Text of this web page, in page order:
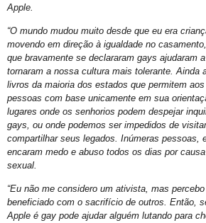
Junho, 28
Junho
VEM!
Apple.
“O mundo mudou muito desde que eu era
movendo em direção à igualdade no
que bravamente se declararam gays ajudaram
tornaram a nossa cultura mais tolerante. Ainda
livros da maioria dos estados que permitem
pessoas com base unicamente em sua
lugares onde os senhorios podem despejar
gays, ou onde podemos ser impedidos de
compartilhar seus legados. Inúmeras pessoas,
encaram medo e abuso todos os dias por
sexual.
“Eu não me considero um ativista, mas
beneficiado com o sacrifício de outros. Então,
Apple é gay pode ajudar alguém lutando para